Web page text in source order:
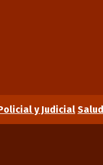
y Judicial Salud